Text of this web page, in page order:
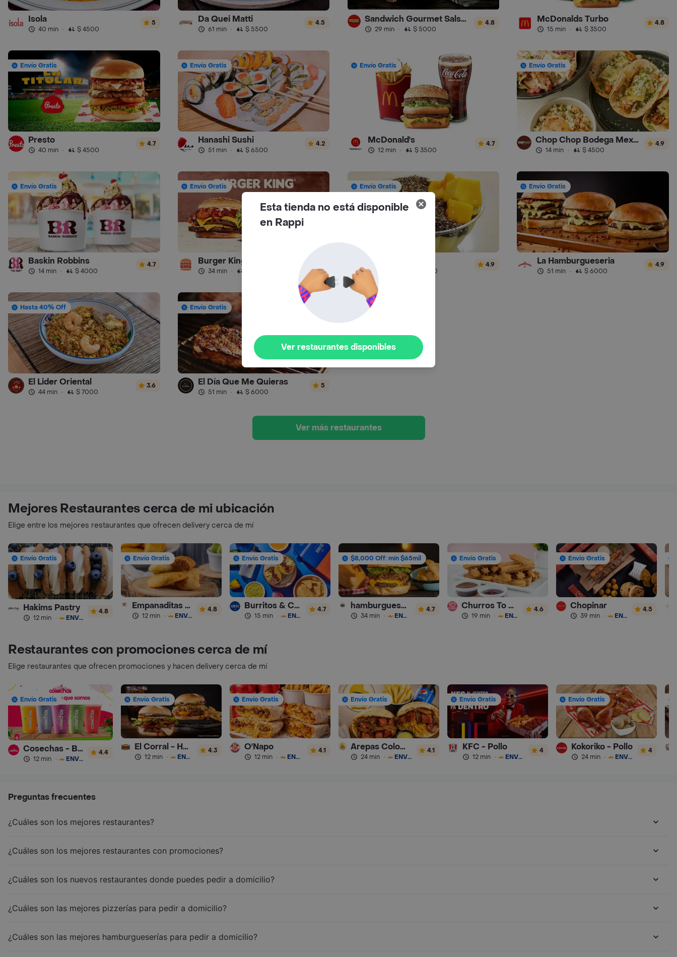
Isola
40 min · $ 4500
5 Da Quei Matti
61 min · $ 5500
4.5 Sandwich Gourmet Salsa de Ajo
29 min · $ 5000
4.8 McDonalds Turbo
15 min · $ 3500
4.8
Envío Gratis
Presto
40 min · $ 4500
4.7
Envío Gratis
Hanashi Sushi
51 min · $ 6500
4.2
Envío Gratis
McDonald's
12 min · $ 3500
4.7
Envío Gratis
Chop Chop Bodega Mexicana
14 min · $ 4500
4.9
Envío Gratis
Baskin Robbins
14 min · $ 4000
4.7
Envío Gratis
Burger King
34 min ·
Envío Gratis
Juice Place
$ 6500
4.9
Envío Gratis
La Hamburgueseria
51 min · $ 6000
4.9
Hasta 40% Off
El Lider Oriental
44 min · $ 7000
3.6
Envío Gratis
El Día Que Me Quieras
51 min · $ 6000
5
Ver más restaurantes
Mejores Restaurantes cerca de mi ubicación
Elige entre los mejores restaurantes que ofrecen delivery cerca de mí
Envío Gratis
Hakims Pastry
12 min · ENVÍO GRATIS
4.8
Envío Gratis
Empanaditas de Pipian - Empanadas
12 min · ENVÍO GRATIS
4.8
Envío Gratis
Burritos & Co - Turbo
15 min · ENVÍO GRATIS
4.7
$8,000 Off: mín $65mil
hamburguesas Rustica (RDC)
34 min · ENVÍO GRATIS
4.7
Envío Gratis
Churros To Go
19 min · ENVÍO GRATIS
4.6
Envío Gratis
Chopinar
39 min · ENVÍO GRATIS
4.5
Restaurantes con promociones cerca de mí
Elige restaurantes que ofrecen promociones y hacen delivery cerca de mí
Envío Gratis
Cosechas - Batidos
12 min · ENVÍO GRATIS
4.4
Envío Gratis
El Corral - Hamburguesa
12 min · ENVÍO GRATIS
4.3
Envío Gratis
O'Napo
12 min · ENVÍO GRATIS
4.1
Envío Gratis
Arepas Colombianas Premium
24 min · ENVÍO GRATIS
4.1
Envío Gratis
KFC - Pollo
12 min · ENVÍO GRATIS
4
Envío Gratis
Kokoriko - Pollo
24 min · ENVÍO GRATIS
4
Preguntas frecuentes
¿Cuáles son los mejores restaurantes?
¿Cuáles son los mejores restaurantes con promociones?
¿Cuáles son los nuevos restaurantes donde puedes pedir a domicilio?
¿Cuáles son las mejores pizzerías para pedir a domicilio?
¿Cuáles son las mejores hamburgueserías para pedir a domicilio?
Esta tienda no está disponible
en Rappi
Ver restaurantes disponibles